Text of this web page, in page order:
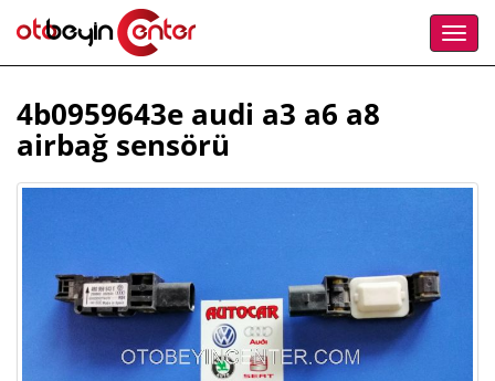
4b0959643e audi a3 a6 a8
airbağ sensörü